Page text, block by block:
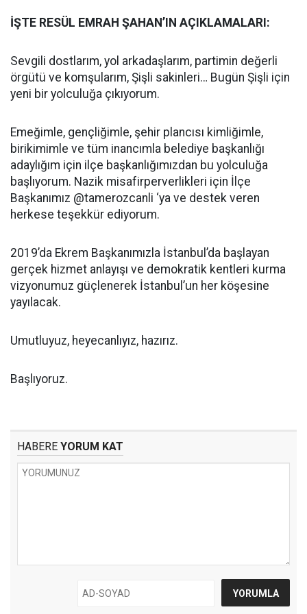
İŞTE RESÜL EMRAH ŞAHAN’IN AÇIKLAMALARI:
Sevgili dostlarım, yol arkadaşlarım, partimin değerli
örgütü ve komşularım, Şişli sakinleri… Bugün Şişli için
yeni bir yolculuğa çıkıyorum.
Emeğimle, gençliğimle, şehir plancısı kimliğimle,
birikimimle ve tüm inancımla belediye başkanlığı
adaylığım için ilçe başkanlığımızdan bu yolculuğa
başlıyorum. Nazik misafirperverlikleri için İlçe
Başkanımız @tamerozcanli ‘ya ve destek veren
herkese teşekkür ediyorum.
2019’da Ekrem Başkanımızla İstanbul’da başlayan
gerçek hizmet anlayışı ve demokratik kentleri kurma
vizyonumuz güçlenerek İstanbul’un her köşesine
yayılacak.
Umutluyuz, heyecanlıyız, hazırız.
Başlıyoruz.
HABERE YORUM KAT